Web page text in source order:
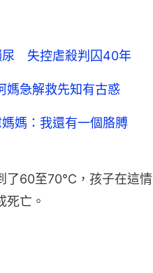
尿 失控虐殺判囚40年
媽急解救先知有古惑
媽：我還有一個胳膊
了60至70℃，孩子在這
死亡。